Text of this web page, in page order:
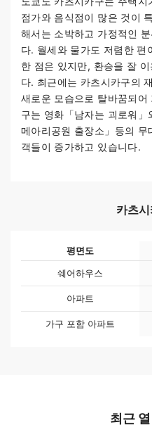
점가와 음식점이 많은 것이
해서는 소박하고 가정적인
다. 월세와 물가도 저렴한 편
한 점은 있지만, 환승을 잘
다. 최근에는 카츠시카구의
새로운 모습으로 탈바꿈되
구는 영화「남자는 괴로워
메아리공원 출장소」등의
객들이 증가하고 있습니다.
카츠
평면도
쉐어하우스
아파트
가구 포함 아파트
최근